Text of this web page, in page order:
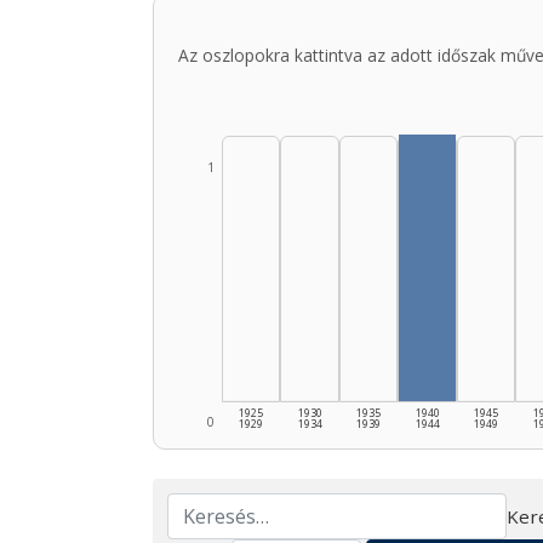
Az oszlopokra kattintva az adott időszak
0
1
1925
1929
1930
1934
1935
1939
1940
1944
1945
1949